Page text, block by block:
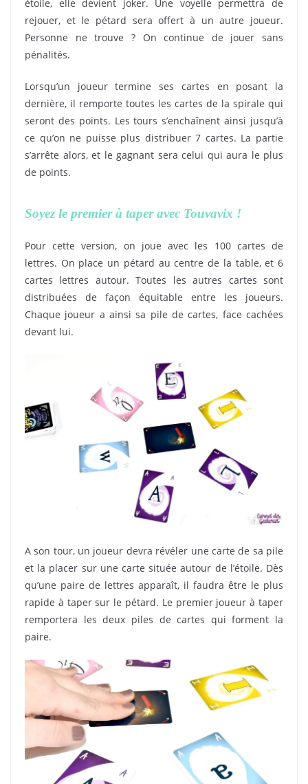
étoile, elle devient joker. Une voyelle permettra de
rejouer, et le pétard sera offert à un autre joueur.
Personne ne trouve ? On continue de jouer sans
pénalités.
Lorsqu’un joueur termine ses cartes en posant la
dernière, il remporte toutes les cartes de la spirale qui
seront des points. Les tours s’enchaînent ainsi jusqu’à
ce qu’on ne puisse plus distribuer 7 cartes. La partie
s’arrête alors, et le gagnant sera celui qui aura le plus
de points.
Soyez le premier à taper avec Touvavix !
Pour cette version, on joue avec les 100 cartes de
lettres. On place un pétard au centre de la table, et 6
cartes lettres autour. Toutes les autres cartes sont
distribuées de façon équitable entre les joueurs.
Chaque joueur a ainsi sa pile de cartes, face cachées
devant lui.
A son tour, un joueur devra révéler une carte de sa pile
et la placer sur une carte située autour de l’étoile. Dès
qu’une paire de lettres apparaît, il faudra être le plus
rapide à taper sur le pétard. Le premier joueur à taper
remportera les deux piles de cartes qui forment la
paire.